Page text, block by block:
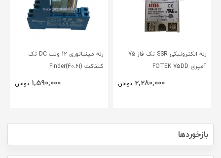
رله الکترونیکی SSR تک فاز 75
آمپری FOTEK 75DD
2,280,000 تومان
رله مینیاتوری 12 ولت DC تک
کنتاکت (40.61)Finder
1,590,000 تومان
بازخوردها